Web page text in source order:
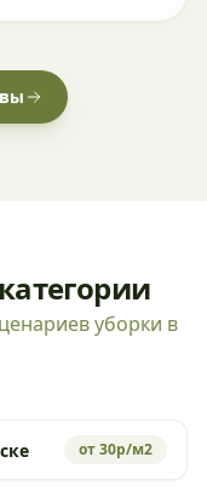
уборки в
от 30р/м2